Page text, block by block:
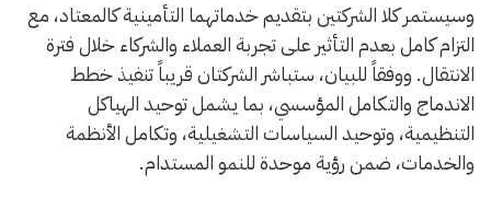
وسيستمر كلا الشركتين بتقديم خدماتهما التأمينية كالمعتاد، مع
التزام كامل بعدم التأثير على تجربة العملاء والشركاء خلال فترة
الانتقال. ووفقاً للبيان، ستباشر الشركتان قريباً تنفيذ خطط
الاندماج والتكامل المؤسسي، بما يشمل توحيد الهياكل
التنظيمية، وتوحيد السياسات التشغيلية، وتكامل الأنظمة
والخدمات، ضمن رؤية موحدة للنمو المستدام.